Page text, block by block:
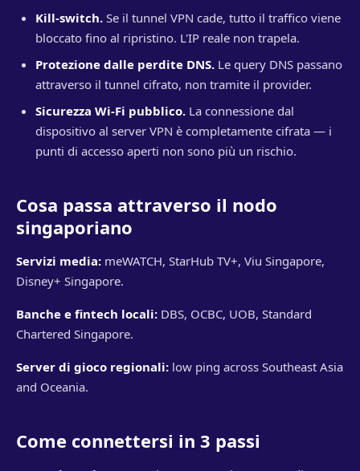
Kill-switch. Se il tunnel VPN cade, tutto il traffico viene
bloccato fino al ripristino. L'IP reale non trapela.
Protezione dalle perdite DNS. Le query DNS passano
attraverso il tunnel cifrato, non tramite il provider.
Sicurezza Wi-Fi pubblico. La connessione dal
dispositivo al server VPN è completamente cifrata — i
punti di accesso aperti non sono più un rischio.
Cosa passa attraverso il nodo
singaporiano
Servizi media: meWATCH, StarHub TV+, Viu Singapore,
Disney+ Singapore.
Banche e fintech locali: DBS, OCBC, UOB, Standard
Chartered Singapore.
Server di gioco regionali: low ping across Southeast Asia
and Oceania.
Come connettersi in 3 passi